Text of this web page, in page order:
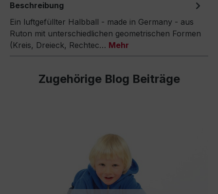
Beschreibung
Ein luftgefüllter Halbball - made in Germany - aus
Ruton mit unterschiedlichen geometrischen Formen
(Kreis, Dreieck, Rechtec… Mehr
Zugehörige Blog Beiträge